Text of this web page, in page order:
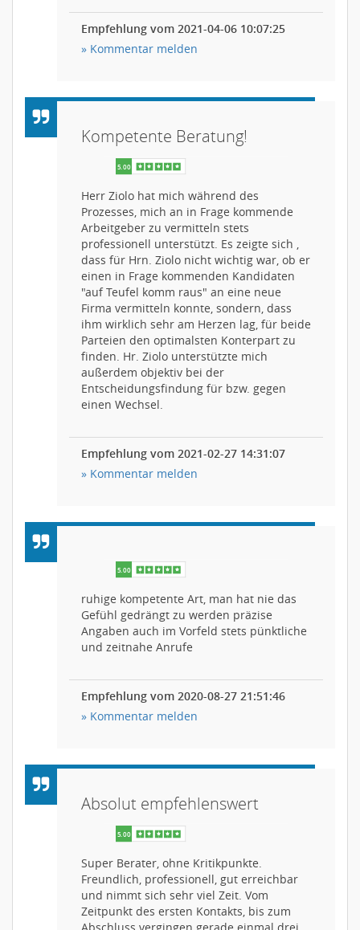
5.00
Empfehlung vom 2021-04-06 10:07:25
» Kommentar melden
Kompetente Beratung!
Herr Ziolo hat mich während des
Prozesses, mich an in Frage kommende
Arbeitgeber zu vermitteln stets
professionell unterstützt. Es zeigte sich ,
dass für Hrn. Ziolo nicht wichtig war, ob er
einen in Frage kommenden Kandidaten
"auf Teufel komm raus" an eine neue
Firma vermitteln konnte, sondern, dass
ihm wirklich sehr am Herzen lag, für beide
Parteien den optimalsten Konterpart zu
finden. Hr. Ziolo unterstützte mich
außerdem objektiv bei der
Entscheidungsfindung für bzw. gegen
einen Wechsel.
Empfehlung vom 2021-02-27 14:31:07
» Kommentar melden
ruhige kompetente Art, man hat nie das
Gefühl gedrängt zu werden präzise
Angaben auch im Vorfeld stets pünktliche
und zeitnahe Anrufe
Empfehlung vom 2020-08-27 21:51:46
» Kommentar melden
Absolut empfehlenswert
Super Berater, ohne Kritikpunkte.
Freundlich, professionell, gut erreichbar
und nimmt sich sehr viel Zeit. Vom
Zeitpunkt des ersten Kontakts, bis zum